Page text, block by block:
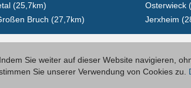
(25,7km) Osterwieck
Bruch (27,7km) Jerxheim
Sie weiter auf dieser Website navigieren,
Sie unserer Verwendung von Cookies zu.